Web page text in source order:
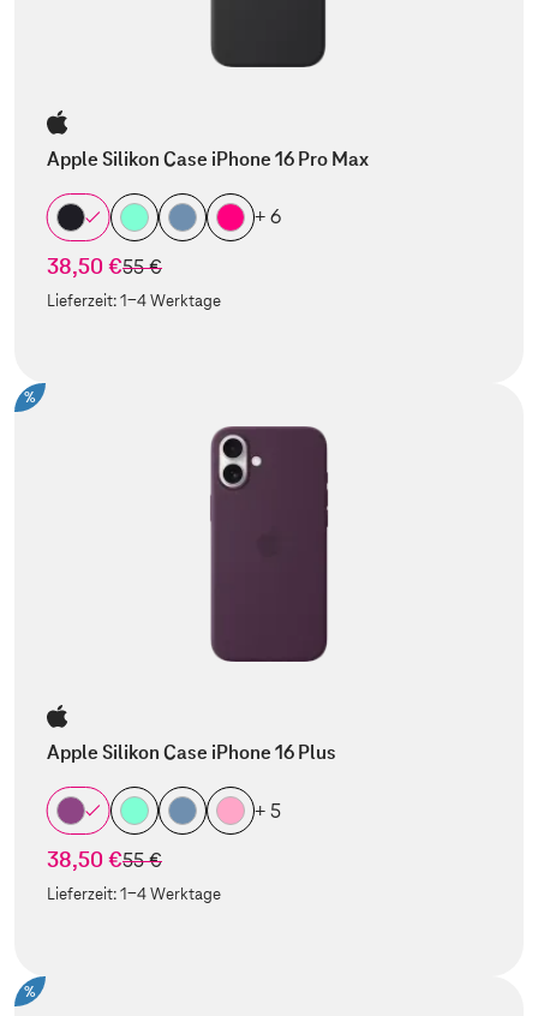
Apple Silikon Case iPhone 16 Pro Max
+ 6
38,50 €statt
55 €
Lieferzeit:1-4 Werktage
%
Apple Silikon Case iPhone 16 Plus
+ 5
38,50 €statt
55 €
Lieferzeit:1-4 Werktage
%